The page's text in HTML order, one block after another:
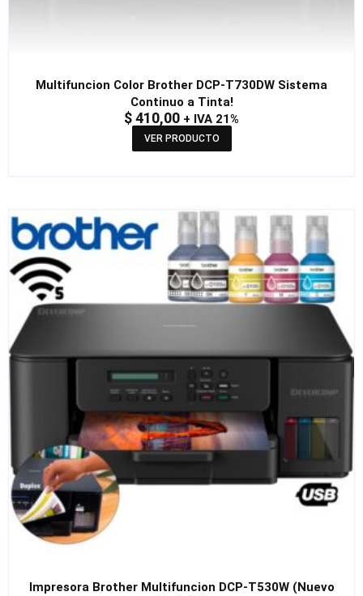
Multifuncion Color Brother DCP-T730DW Sistema
Continuo a Tinta!
$410,00 + IVA 21%
VER PRODUCTO
Impresora Brother Multifuncion DCP-T530W (Nuevo